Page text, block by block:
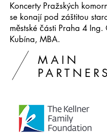
Koncerty Pražských
se konají pod záštitou
městské části Praha 4
Kubína, MBA.
MAIN
PARTNERS